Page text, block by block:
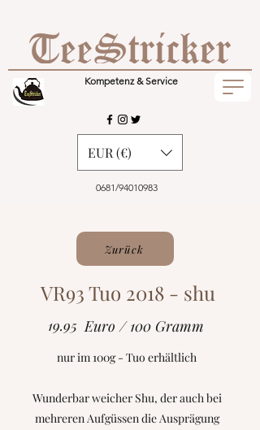
Kompetenz & Service
0681/94010983
EUR (€)
Zurück
VR93 Tuo 2018 - shu
19.95 Euro / 100 Gramm
nur im 100g - Tuo erhältlich
Wunderbar weicher Shu, der auch bei
mehreren Aufgüssen die Ausprägung